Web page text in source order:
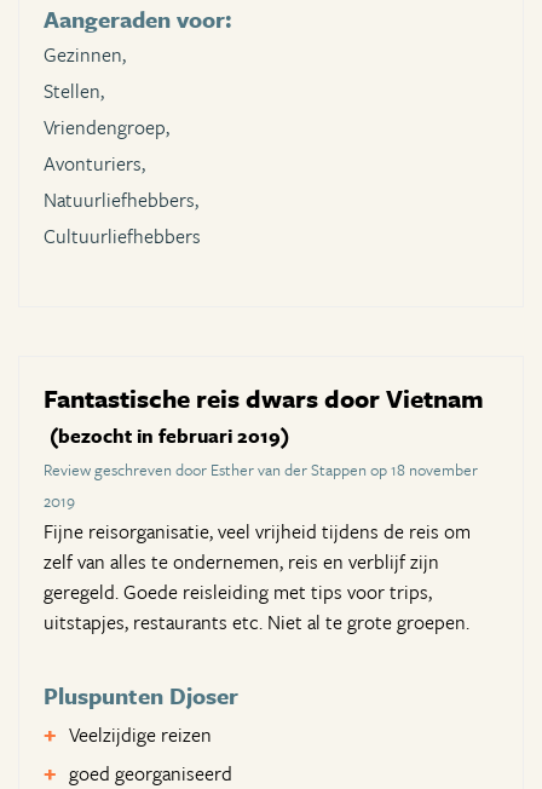
Aangeraden voor:
Gezinnen,
Stellen,
Vriendengroep,
Avonturiers,
Natuurliefhebbers,
Cultuurliefhebbers
Fantastische reis dwars door Vietnam
(bezocht in februari 2019)
Review geschreven door Esther van der Stappen op 18 november
2019
Fijne reisorganisatie, veel vrijheid tijdens de reis om
zelf van alles te ondernemen, reis en verblijf zijn
geregeld. Goede reisleiding met tips voor trips,
uitstapjes, restaurants etc. Niet al te grote groepen.
Pluspunten Djoser
Veelzijdige reizen
goed georganiseerd